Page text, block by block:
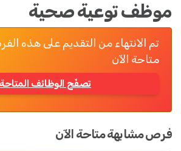
موظف توعية صحية
تم الانتهاء من التقديم على هذه
متاحة الآن
تصفّح الوظائف المتاحة
فرص مشابهة متاحة الآن